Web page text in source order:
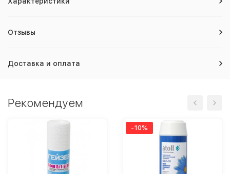
Отзывы
Доставка и оплата
Рекомендуем
-10%